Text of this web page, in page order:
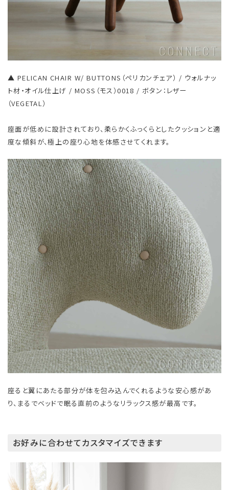
▲ PELICAN CHAIR W/ BUTTONS（ペリカンチェア） / ウォルナッ
ト材・オイル仕上げ / MOSS（モス）0018 / ボタン：レザー
（VEGETAL）
座面が低めに設計されており、柔らかくふっくらとしたクッションと適
度な傾斜が、極上の座り心地を体感させてくれます。
座ると翼にあたる部分が体を包み込んでくれるような安心感があ
り、まるでベッドで眠る直前のようなリラックス感が最高です。
お好みに合わせてカスタマイズできます